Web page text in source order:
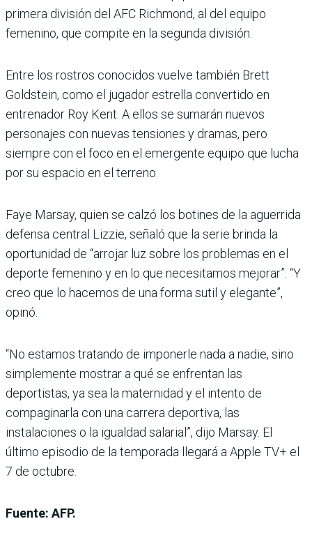
primera división del AFC Richmond, al del equipo
femenino, que compite en la segunda división.
Entre los rostros conocidos vuelve también Brett
Goldstein, como el jugador estrella convertido en
entrenador Roy Kent. A ellos se sumarán nuevos
personajes con nuevas tensiones y dramas, pero
siempre con el foco en el emergente equipo que lucha
por su espacio en el terreno.
Faye Marsay, quien se calzó los botines de la aguerrida
defensa central Lizzie, señaló que la serie brinda la
oportunidad de “arrojar luz sobre los problemas en el
deporte femenino y en lo que necesitamos mejorar”. “Y
creo que lo hacemos de una forma sutil y elegante”,
opinó.
“No estamos tratando de imponerle nada a nadie, sino
simplemente mostrar a qué se enfrentan las
deportistas, ya sea la maternidad y el intento de
compaginarla con una carrera deportiva, las
instalaciones o la igualdad salarial”, dijo Marsay. El
último episodio de la temporada llegará a Apple TV+ el
7 de octubre.
Fuente: AFP.